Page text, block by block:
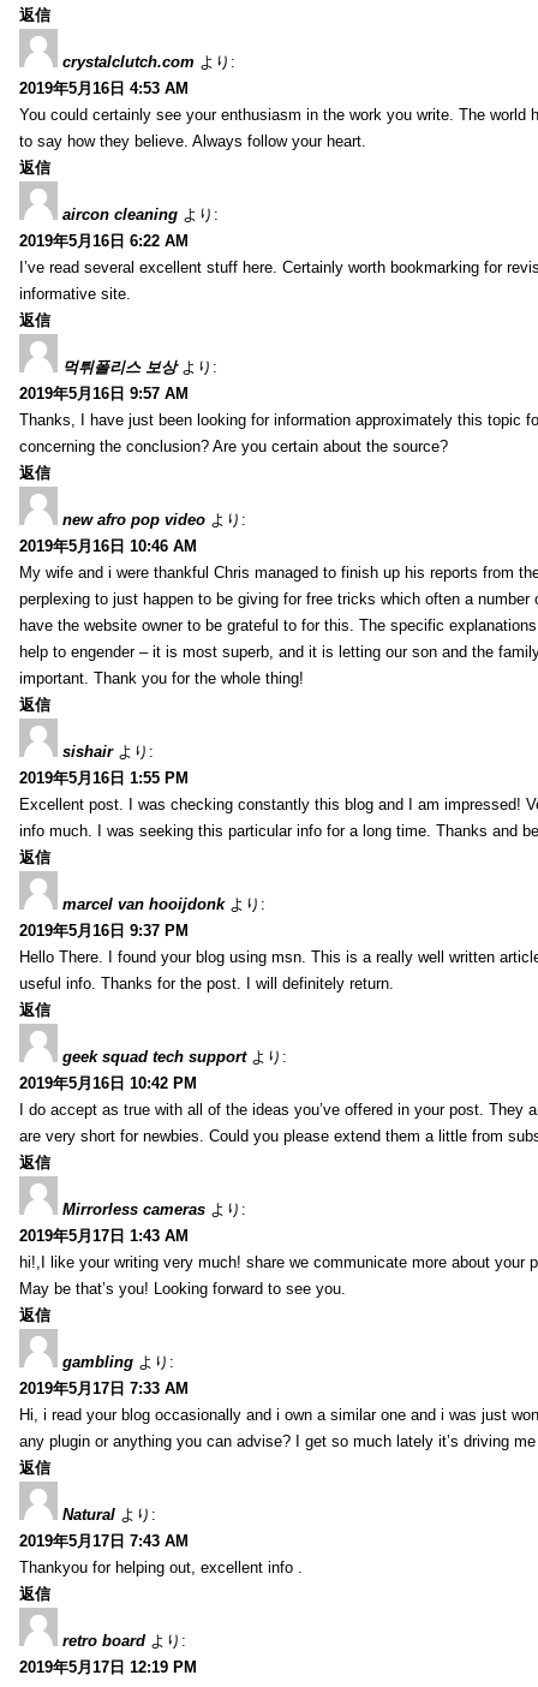
返信
crystalclutch.com より:
2019年5月16日 4:53 AM
You could certainly see your enthusiasm in the work you write. The
to say how they believe. Always follow your heart.
返信
aircon cleaning より:
2019年5月16日 6:22 AM
I’ve read several excellent stuff here. Certainly worth bookmarking for
informative site.
返信
먹튀폴리스 보상 より:
2019年5月16日 9:57 AM
Thanks, I have just been looking for information approximately this topic
concerning the conclusion? Are you certain about the source?
返信
new afro pop video より:
2019年5月16日 10:46 AM
My wife and i were thankful Chris managed to finish up his reports from
perplexing to just happen to be giving for free tricks which often a
have the website owner to be grateful to for this. The specific
help to engender – it is most superb, and it is letting our son and the
important. Thank you for the whole thing!
返信
sishair より:
2019年5月16日 1:55 PM
Excellent post. I was checking constantly this blog and I am impressed!
info much. I was seeking this particular info for a long time. Thanks and
返信
marcel van hooijdonk より:
2019年5月16日 9:37 PM
Hello There. I found your blog using msn. This is a really well written
useful info. Thanks for the post. I will definitely return.
返信
geek squad tech support より:
2019年5月16日 10:42 PM
I do accept as true with all of the ideas you’ve offered in your post.
are very short for newbies. Could you please extend them a little from
返信
Mirrorless cameras より:
2019年5月17日 1:43 AM
hi!,I like your writing very much! share we communicate more about
May be that’s you! Looking forward to see you.
返信
gambling より:
2019年5月17日 7:33 AM
Hi, i read your blog occasionally and i own a similar one and i was just
any plugin or anything you can advise? I get so much lately it’s driving
返信
Natural より:
2019年5月17日 7:43 AM
Thankyou for helping out, excellent info .
返信
retro board より:
2019年5月17日 12:19 PM